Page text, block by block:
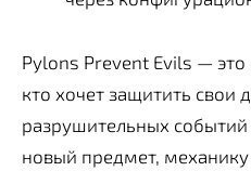
Pylons Prevent Evils — это
кто хочет защитить свои
разрушительных
новый предмет,